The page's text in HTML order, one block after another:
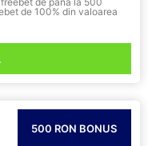
de 100% din valoarea
500 RON BONUS